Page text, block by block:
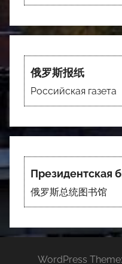
俄罗斯报纸
Президентская